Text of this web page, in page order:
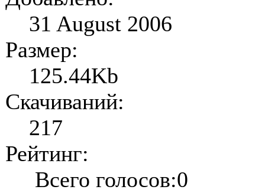
31 August 2006
Размер:
125.44Kb
Скачиваний:
217
Рейтинг:
Всего голосов:0